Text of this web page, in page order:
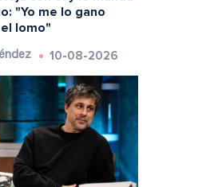
"Yo me lo gano
lomo"
10-08-2026